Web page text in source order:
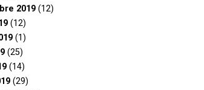
2019 (12)
(12)
(1)
(25)
(14)
(29)